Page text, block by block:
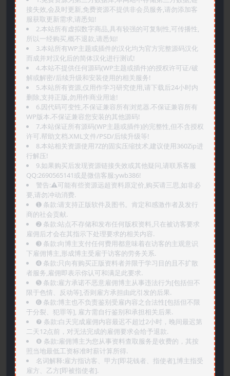
接失效,会及时更新,免费资源不提供非会员服务,请勿添加客
服获取更新需求,请悉知!
2.本站所有虚拟数字商品,具有较强的可复制性,可传播性,
所以一经购买,概不退款,请悉知!
3.本站所有WP主题或插件的汉化均为官方完整源码汉化
而成并对汉化后的简体汉化进行测试!
4.本站不提供任何源码(WP主题或插件)的授权许可证/破
解或解密/后续升级和安装使用的相关服务!
5.本站所有资源,仅用作学习研究使用,请下载后24小时内
删除,支持正版,勿用作商业用途!
6.因代码可变性,不保证兼容所有浏览器.不保证兼容所有
WP版本.不保证兼容您安装的其他源码!
7.本站保证所有源码(WP主题或插件)的完整性,但不含授权
许可.帮助文档.XML文件/PSD/后续升级等!
8.本站相关资源使用7Z的固实压缩技术,建议使用360Zip进
行解压!
9.如果购买后发现资源链接失效或其他疑问,请联系客服
QQ:2690565141或是微信客服:ywb386!
警告:⚠️可能有些资源远超资料原定价,购买请三思,如非必
要,请勿冲动消费.
➊️ 条款:请支持正版软件及图书。肯定和感激作者及发行
商的社会贡献.
➋️ 条款:站点不存储和发布任何版权资料,只在被访客要求
雇佣后才会在其指示下处理要求的相关内容.
➌️ 条款:向博主支付任何费用都意味着在访客的主观意识
下雇佣博主,形成博主受雇于访客的劳务关系.
➍️ 条款:只向有购买正版资料者并限于学习目的且不扩散
者服务,雇佣即表示你认可和满足此要求.
➎ 条款:雇方承诺不恶意雇佣博主从事违法行为[包括但不
限于色情、反动等],否则雇方承担由此引发的后果.
➏️ 条款:博主也不负责鉴别受雇内容之合法性[包括但不限
于分裂、犯罪等], 雇方需自行鉴别和承担相关后果.
❼ 条款:白天完成雇佣内容最迟不超过2小时，晚间最迟第
二天12点前，对无法完成的雇佣要求会给予退款.
❽ 条款:雇佣博主为您从事资料查取服务是收费的，其按
照当地最低工资标准时薪计算所得.
名词解释:雇方指访客、甲方[即花钱者、指使者],博主指受
雇方、乙方[即被指使者].